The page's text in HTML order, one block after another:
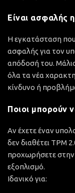
Είναι ασφαλής
Η εγκατάσταση
ασφαλής για τον
απόδοσή του.
όλα τα νέα
κίνδυνο ή
Ποιοι μπορούν
Αν έχετε έναν
δεν διαθέτει TPM
προχωρήσετε στην
εξοπλισμό.
Ιδανικό για: